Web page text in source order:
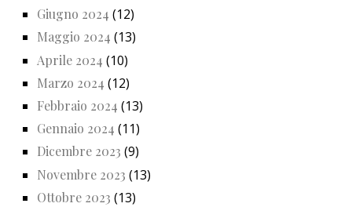
Giugno 2024 (12)
Maggio 2024 (13)
Aprile 2024 (10)
Marzo 2024 (12)
Febbraio 2024 (13)
Gennaio 2024 (11)
Dicembre 2023 (9)
Novembre 2023 (13)
Ottobre 2023 (13)